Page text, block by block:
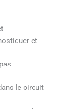
et
le circuit